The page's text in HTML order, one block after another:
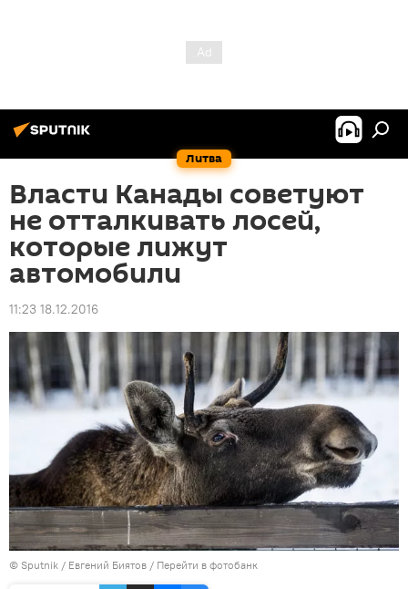
Литва
Власти Канады советуют
не отталкивать лосей,
которые лижут
автомобили
11:23 18.12.2016
© Sputnik / Евгений Биятов / Перейти в фотобанк